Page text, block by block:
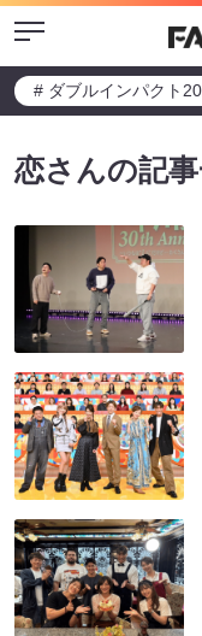
Menu
# ダブルインパクト
恋さんの記